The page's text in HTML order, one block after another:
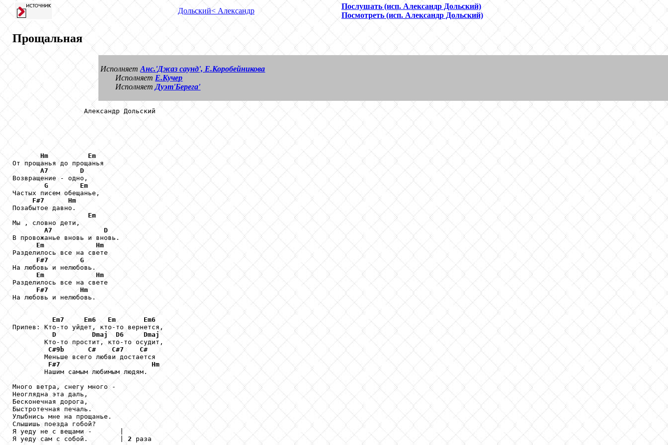
Дольский< Александр
Послушать (исп. Александр Дольский)
Посмотреть (исп. Александр Дольский)
Прощальная
ИсполняетАнс.'Джаз саунд', Е.Коробейникова
Исполняет Е.Кучер
Исполняет Дуэт'Берега'
                  Александр Дольский
Hm
Em
От прощанья до прощанья
A7
D
Возвращение - одно,
G
Em
Частых писем обещанье,
F#7
Hm
Позабытое давно.
Em
Мы , словно дети,
A7
D
В провожанье вновь и вновь.
Em
Hm
Разделилось все на свете
F#7
G
На любовь и нелюбовь.
Em
Hm
Разделилось все на свете
F#7
Hm
На любовь и нелюбовь.
Em7 Em6 Em
Em6
Припев: Кто-то уйдет, кто-то вернется,
D
Dmaj D6
Dmaj
        Кто-то простит, кто-то осудит,
C#9b
C# C#7
C#
        Меньше всего любви достается
F#7
Hm
        Нашим самым любимым людям.
Много ветра, снегу много -
Неоглядна эта даль,
Бесконечная дорога,
Быстротечная печаль.
Улыбнись мне на прощанье.
Слышишь поезда гобой?
Я уеду не с вещами -       |
Я уеду сам с собой.        | 2 раза